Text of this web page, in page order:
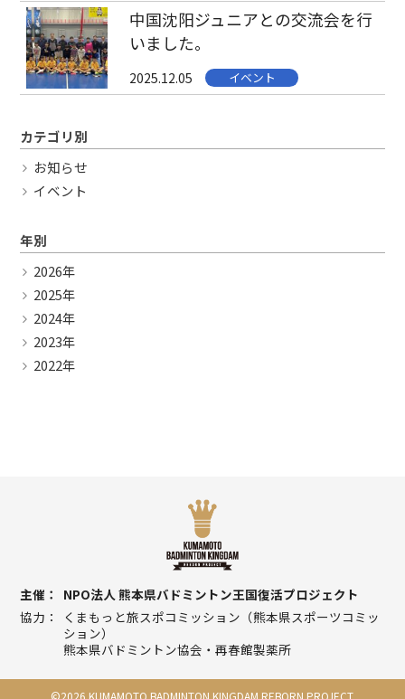
中国沈阳ジュニアとの交流会を行
いました。
2025.12.05 イベント
カテゴリ別
お知らせ
イベント
年別
2026年
2025年
2024年
2023年
2022年
主催
NPO法人 熊本県バドミントン王国復活プロジェクト
協力
くまもっと旅スポコミッション（熊本県スポーツコミッ
ション）
熊本県バドミントン協会・再春館製薬所
©2026 KUMAMOTO BADMINTON KINGDAM REBORN PROJECT.